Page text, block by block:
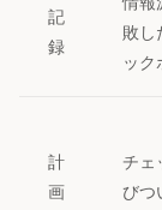
記
録
敗し
ック
計
画
チェ
びつ